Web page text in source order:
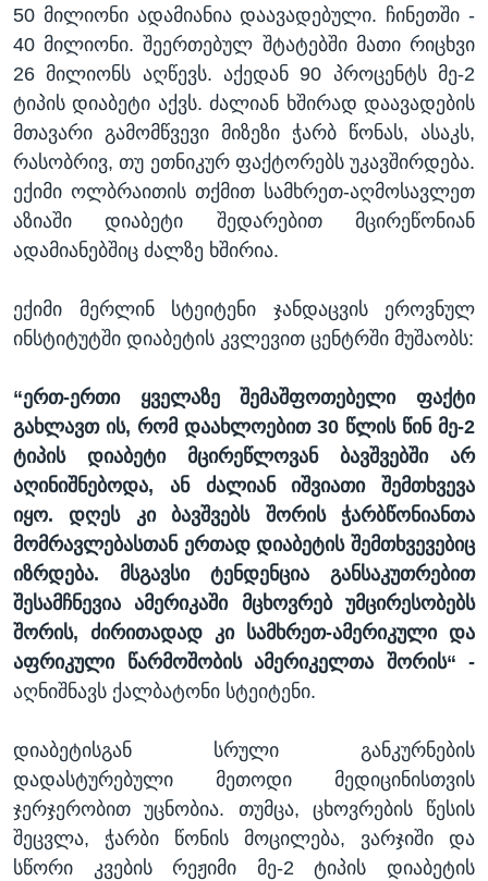
50 მილიონი ადამიანია დაავადებული. ჩინეთში -
40 მილიონი. შეერთებულ შტატებში მათი რიცხვი
26 მილიონს აღწევს. აქედან 90 პროცენტს მე-2
ტიპის დიაბეტი აქვს. ძალიან ხშირად დაავადების
მთავარი გამომწვევი მიზეზი ჭარბ წონას, ასაკს,
რასობრივ, თუ ეთნიკურ ფაქტორებს უკავშირდება.
ექიმი ოლბრაითის თქმით სამხრეთ-აღმოსავლეთ
აზიაში დიაბეტი შედარებით მცირეწონიან
ადამიანებშიც ძალზე ხშირია.
ექიმი მერლინ სტეიტენი ჯანდაცვის ეროვნულ
ინსტიტუტში დიაბეტის კვლევით ცენტრში მუშაობს:
“ერთ-ერთი ყველაზე შემაშფოთებელი ფაქტი
გახლავთ ის, რომ დაახლოებით 30 წლის წინ მე-2
ტიპის დიაბეტი მცირეწლოვან ბავშვებში არ
აღინიშნებოდა, ან ძალიან იშვიათი შემთხვევა
იყო. დღეს კი ბავშვებს შორის ჭარბწონიანთა
მომრავლებასთან ერთად დიაბეტის შემთხვევებიც
იზრდება. მსგავსი ტენდენცია განსაკუთრებით
შესამჩნევია ამერიკაში მცხოვრებ უმცირესობებს
შორის, ძირითადად კი სამხრეთ-ამერიკული და
აფრიკული წარმოშობის ამერიკელთა შორის“ -
აღნიშნავს ქალბატონი სტეიტენი.
დიაბეტისგან სრული განკურნების
დადასტურებული მეთოდი მედიცინისთვის
ჯერჯერობით უცნობია. თუმცა, ცხოვრების წესის
შეცვლა, ჭარბი წონის მოცილება, ვარჯიში და
სწორი კვების რეჟიმი მე-2 ტიპის დიაბეტის